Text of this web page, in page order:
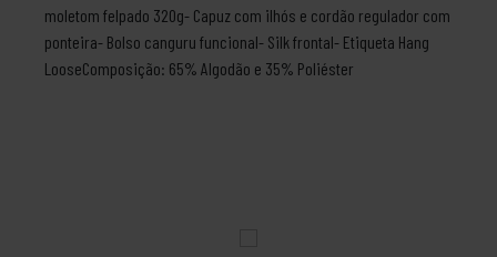
moletom felpado 320g- Capuz com ilhós e cordão regulador com
ponteira- Bolso canguru funcional- Silk frontal- Etiqueta Hang
LooseComposição: 65% Algodão e 35% Poliéster